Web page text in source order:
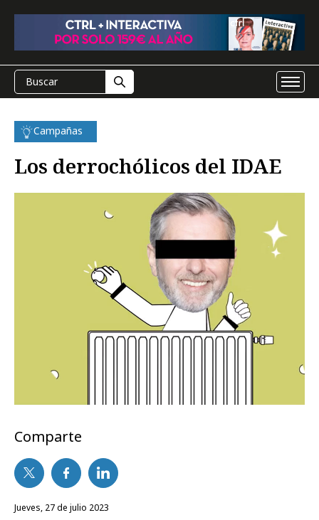
Campañas
Los derrochólicos del IDAE
Comparte
jueves, 27 de julio 2023